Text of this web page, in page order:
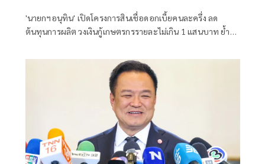
'นายกฯอนุทิน' เปิดโครงการสินเชื่อดอกเบี้ยคนละครึ่ง ลด
ต้นทุนการผลิต วงเงินกู้เกษตรกรรายละไม่เกิน 1 แสนบาท ย้ำรัฐ